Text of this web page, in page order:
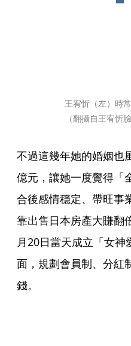
王宥忻（左）時
（翻攝自王宥忻臉
不過這幾年她的婚姻也
億元，讓她一度覺得「
合後感情穩定、帶旺事
靠出售日本房產大賺翻
月20日當天成立「女神
面，規劃會員制、分紅
錢。